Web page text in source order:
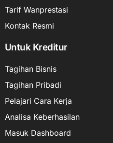
Tarif Wanprestasi
Kontak Resmi
Untuk Kreditur
Tagihan Bisnis
Tagihan Pribadi
Pelajari Cara Kerja
Analisa Keberhasilan
Masuk Dashboard